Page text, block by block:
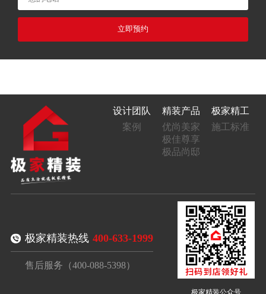
立即预约
设计团队
案例
精装产品
优尚美家
极佳尊享
极品尚邸
极家精工
施工标准
极家精装热线 400-633-1999
售后服务（400-088-5398）
极家精装公众号